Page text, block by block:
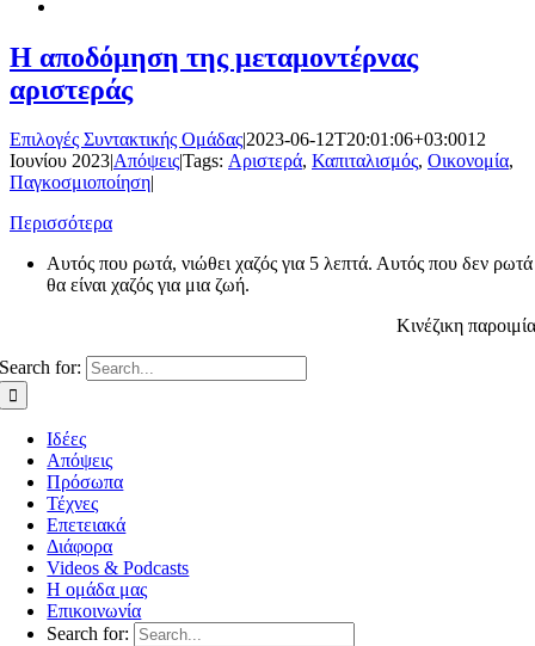
Η αποδόμηση της μεταμοντέρνας
αριστεράς
Επιλογές Συντακτικής Ομάδας|2023-06-12T20:01:06+03:0012
Ιουνίου 2023|Απόψεις|Tags: Αριστερά, Καπιταλισμός, Οικονομία,
Παγκοσμιοποίηση|
Περισσότερα
Αυτός που ρωτά, νιώθει χαζός για 5 λεπτά. Αυτός που δεν ρωτά
θα είναι χαζός για μια ζωή.
Κινέζικη παροιμία
Search for:
Ιδέες
Απόψεις
Πρόσωπα
Τέχνες
Επετειακά
Διάφορα
Videos & Podcasts
Η ομάδα μας
Επικοινωνία
Search for: